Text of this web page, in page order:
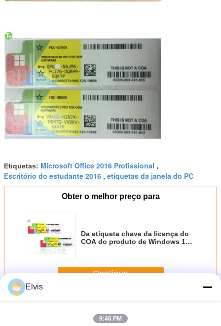
Etiquetas: Microsoft Office 2016 Profissional ,
Escritório do estudante 2016 , etiquetas da janela do PC
Obter o melhor preço para
Da etiqueta chave da licença do
COA do produto de Windows 10
Continue
MaisOutro software
Elvis
9:46 PM